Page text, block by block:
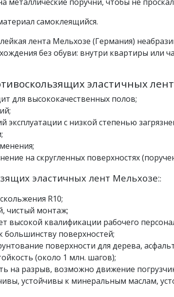
самоклеящийся.
лента Мельхозе (Германия)
без обуви: внутри квартиры или
эластичных
для высококачественных полов;
эксплуатации с низкой степенью
на скругленных поверхностях
эластичных лент Мельхозе::
R10;
чистый монтаж;
высокой квалификации рабочего
большинству поверхностей;
поверхности для дерева,
(около 1 млн. шагов);
на разрыв, возможно движение
устойчивы к минеральным маслам,